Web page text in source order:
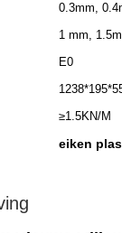
0.3mm,
1 mm,
E0
≥1.5KN/M
eiken